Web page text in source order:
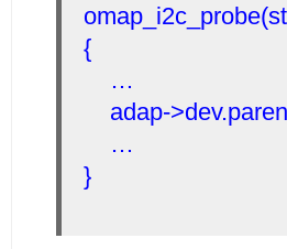
{
…
adap-
…
}